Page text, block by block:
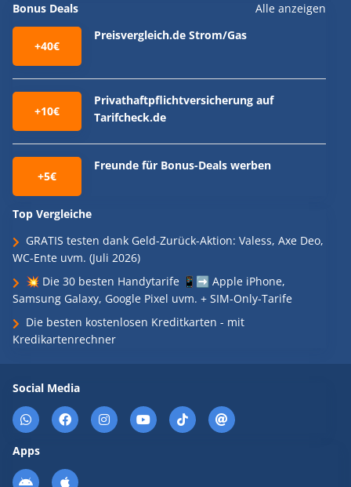
Bonus Deals Alle anzeigen
+40€
Preisvergleich.de Strom/Gas
+10€
Privathaftpflichtversicherung auf
Tarifcheck.de
+5€
Freunde für Bonus-Deals werben
Top Vergleiche
GRATIS testen dank Geld-Zurück-Aktion: Valess, Axe Deo,
WC-Ente uvm. (Juli 2026)
💥 Die 30 besten Handytarife 📱➡️ Apple iPhone,
Samsung Galaxy, Google Pixel uvm. + SIM-Only-Tarife
Die besten kostenlosen Kreditkarten - mit
Kredikartenrechner
Social Media
Apps